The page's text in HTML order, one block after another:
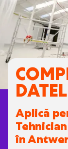
Aplică
în